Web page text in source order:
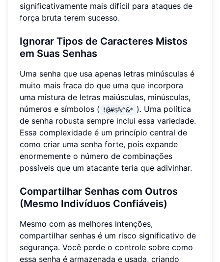
significativamente mais difícil para ataques de
força bruta terem sucesso.
Ignorar Tipos de Caracteres Mistos
em Suas Senhas
Uma senha que usa apenas letras minúsculas é
muito mais fraca do que uma que incorpora
uma mistura de letras maiúsculas, minúsculas,
números e símbolos ( !@#$%^&* ). Uma política
de senha robusta sempre inclui essa variedade.
Essa complexidade é um princípio central de
como criar uma senha forte, pois expande
enormemente o número de combinações
possíveis que um atacante teria que adivinhar.
Compartilhar Senhas com Outros
(Mesmo Indivíduos Confiáveis)
Mesmo com as melhores intenções,
compartilhar senhas é um risco significativo de
segurança. Você perde o controle sobre como
essa senha é armazenada e usada, criando